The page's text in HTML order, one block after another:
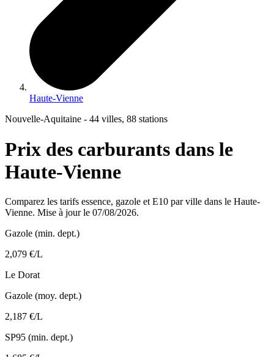
Haute-Vienne
Nouvelle-Aquitaine - 44 villes, 88 stations
Prix des carburants dans le
Haute-Vienne
Comparez les tarifs essence, gazole et E10 par ville dans le Haute-
Vienne. Mise à jour le 07/08/2026.
Gazole (min. dept.)
2,079 €/L
Le Dorat
Gazole (moy. dept.)
2,187 €/L
SP95 (min. dept.)